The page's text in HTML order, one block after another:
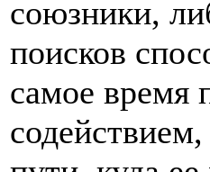
союзники,
поисков
самое время